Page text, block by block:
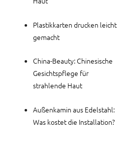
Plastikkarten drucken leicht
gemacht
China-Beauty: Chinesische
Gesichtspflege für
strahlende Haut
Außenkamin aus Edelstahl:
Was kostet die Installation?